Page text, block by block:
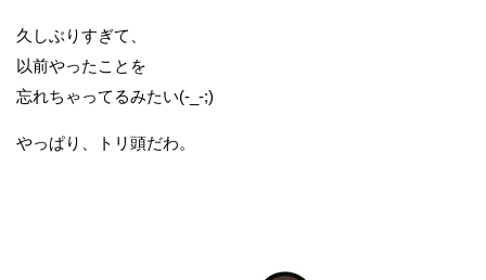
久しぶりすぎて、
以前やったことを
忘れちゃってるみたい(-_-;)
やっぱり、トリ頭だわ。